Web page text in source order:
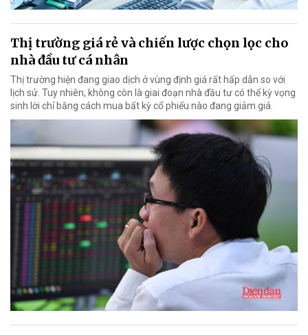
Thị trường giá rẻ và chiến lược chọn lọc cho
nhà đầu tư cá nhân
Thị trường hiện đang giao dịch ở vùng định giá rất hấp dẫn so với
lịch sử. Tuy nhiên, không còn là giai đoạn nhà đầu tư có thể kỳ vọng
sinh lời chỉ bằng cách mua bất kỳ cổ phiếu nào đang giảm giá.